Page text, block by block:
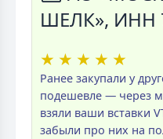
ШЕЛК», ИНН
★ ★ ★ ★ ★
Ранее закупали у
подешевле — через
взяли ваши вставки
забыли про них на